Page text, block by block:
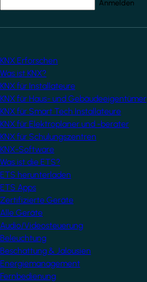
KNX Erforschen
Was ist KNX?
KNX für Installateure
KNX für Haus- und Gebäudeeigentümer
KNX für Smart Tech Installateure
KNX für Elektroplaner und -berater
KNX für Schulungszentren
KNX-Software
Was ist die ETS?
ETS herunterladen
ETS Apps
Zertifizierte Geräte
Alle Geräte
Audio/Videosteuerung
Beleuchtung
Beschattung & Jalousien
Energiemanagement
Fernbedienung